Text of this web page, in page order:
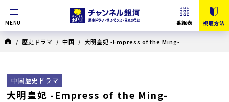
MENU 番組表 視聴方法
/ 歴史ドラマ / 中国 / 大明皇妃 -Empress of the Ming-
中国歴史ドラマ
大明皇妃 -Empress of the Ming-